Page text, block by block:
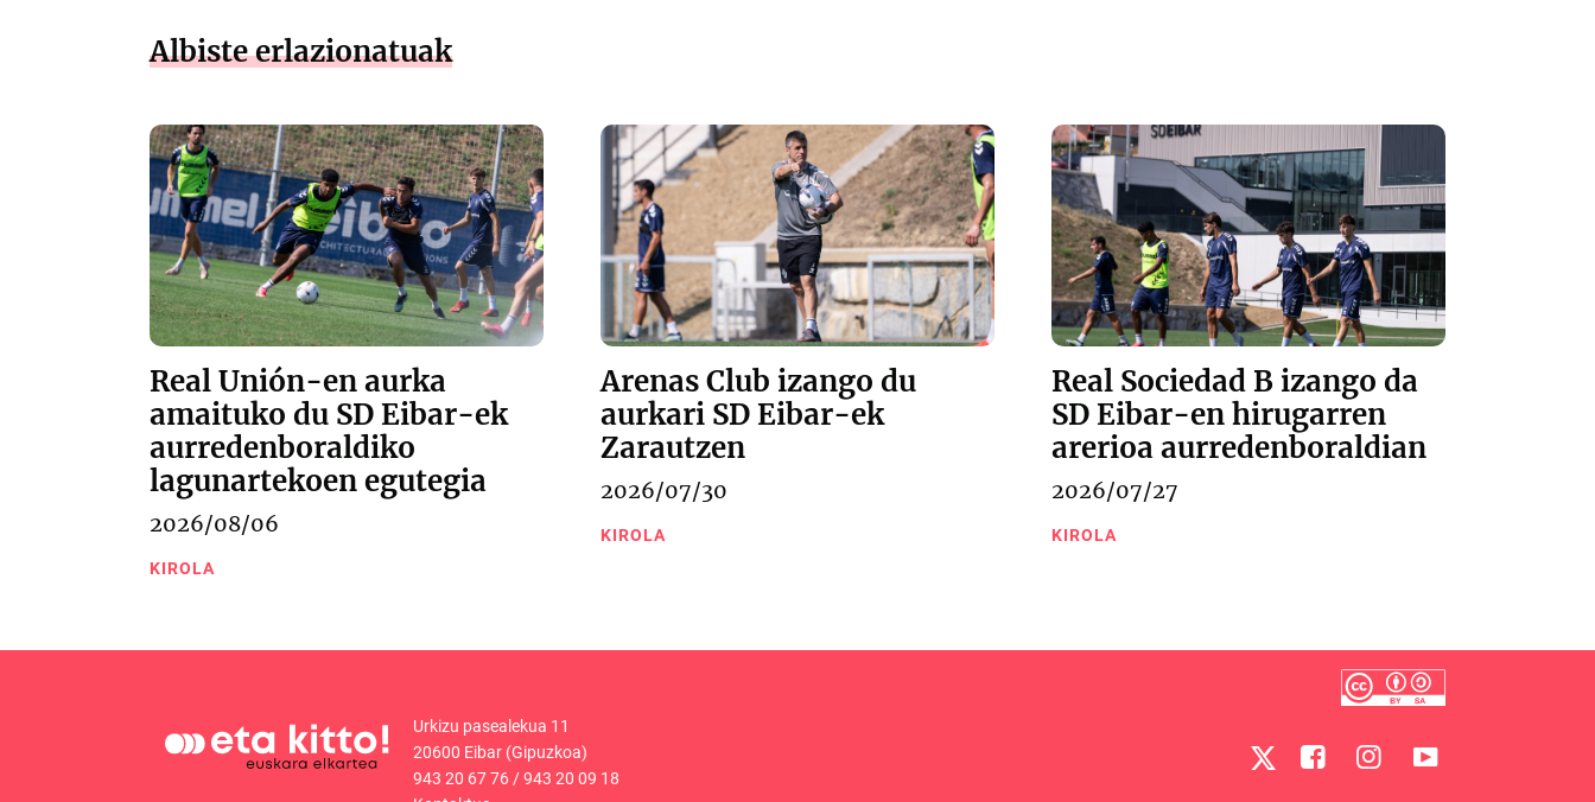
Albiste erlazionatuak
Real Unión-en aurka
amaituko du SD Eibar-ek
aurredenboraldiko
lagunartekoen egutegia
2026/08/06
KIROLA
Arenas Club izango du
aurkari SD Eibar-ek
Zarautzen
2026/07/30
KIROLA
Real Sociedad B izango da
SD Eibar-en hirugarren
arerioa aurredenboraldian
2026/07/27
KIROLA
Urkizu pasealekua 11
20600 Eibar (Gipuzkoa)
943 20 67 76/943 20 09 18